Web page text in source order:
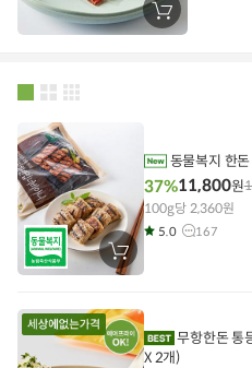
장
바
장
바
에
담
기
동물복지 한
37%11,800원
100g당 2,360원
5.0 167
무항한돈 통등심 옛날 돈까스 (675g(135g×5입)
X 2개)